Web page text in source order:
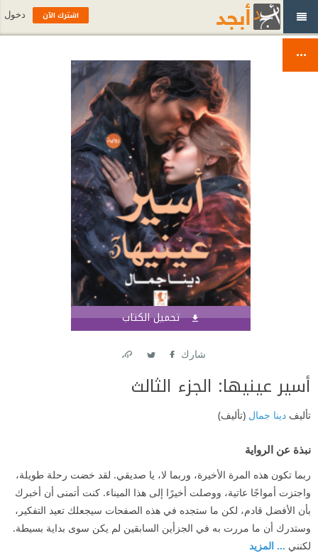
تحميل الكتاب
شارك
أسير عينيها: الجزء الثالث
تأليف دينا جمال (تأليف)
نبذة عن الرواية
ربما تكون هذه المرة الأخيرة، وربما لا، يا صديقي. لقد خضت رحلة طويلة،
واجتزت أمواجًا عاتية، ووصلت أخيرًا إلى هذا الميناء. كنت أتمنى أن أخبرك
بأن الأفضل قادم، لكن ما ستجده في هذه الصفحات سيجعلك تعيد التفكير،
وستدرك أن ما مررت به في الجزأين السابقين لم يكن سوى بداية بسيطة.
لكنني ... المزيد
اشترك الآن دخول